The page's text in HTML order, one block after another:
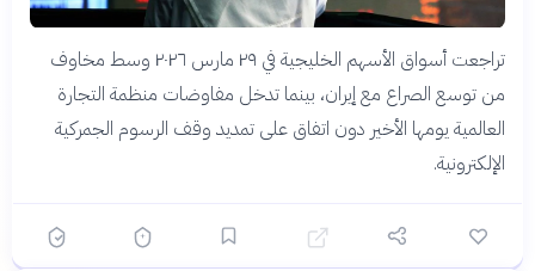
تراجعت أسواق الأسهم الخليجية في ٢٩ مارس ٢٠٢٦ وسط مخاوف
من توسع الصراع مع إيران، بينما تدخل مفاوضات منظمة التجارة
العالمية يومها الأخير دون اتفاق على تمديد وقف الرسوم الجمركية
الإلكترونية.